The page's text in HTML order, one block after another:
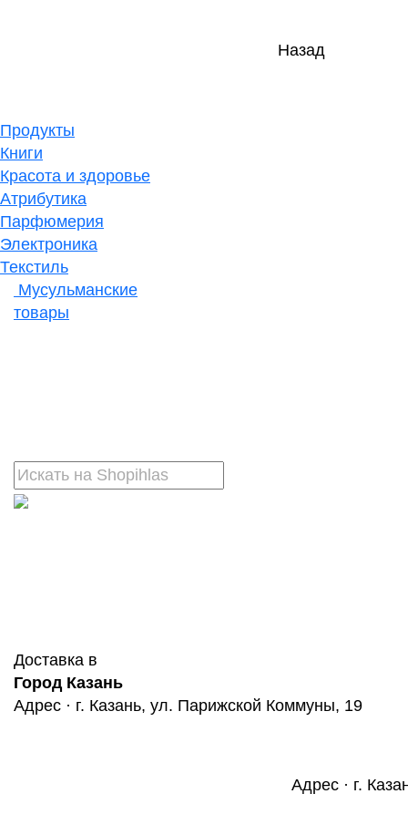
Назад
Продукты
Книги
Красота и здоровье
Атрибутика
Парфюмерия
Электроника
Текстиль
Мусульманские
товары
Доставка в
Город Казань
Адрес · г. Казань, ул. Парижской Коммуны, 19
Адрес · г.